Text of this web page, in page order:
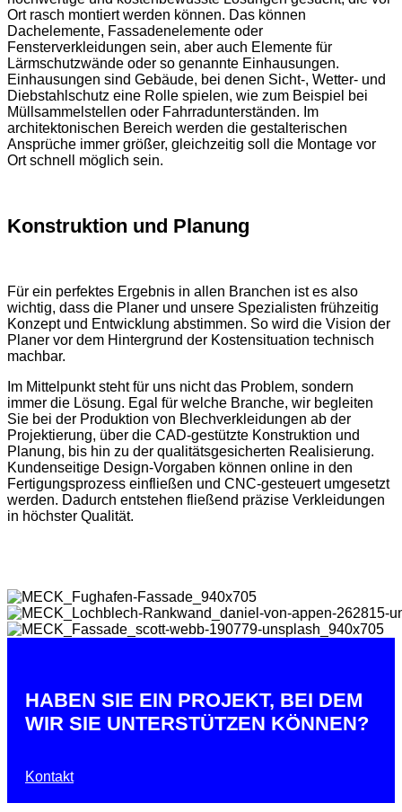
Ort rasch montiert werden können. Das können
Dachelemente, Fassadenelemente oder
Fensterverkleidungen sein, aber auch Elemente für
Lärmschutzwände oder so genannte Einhausungen.
Einhausungen sind Gebäude, bei denen Sicht-, Wetter- und
Diebstahlschutz eine Rolle spielen, wie zum Beispiel bei
Müllsammelstellen oder Fahrradunterständen. Im
architektonischen Bereich werden die gestalterischen
Ansprüche immer größer, gleichzeitig soll die Montage vor
Ort schnell möglich sein.
Konstruktion und Planung
Für ein perfektes Ergebnis in allen Branchen ist es also
wichtig, dass die Planer und unsere Spezialisten frühzeitig
Konzept und Entwicklung abstimmen. So wird die Vision der
Planer vor dem Hintergrund der Kostensituation technisch
machbar.
Im Mittelpunkt steht für uns nicht das Problem, sondern
immer die Lösung. Egal für welche Branche, wir begleiten
Sie bei der Produktion von Blechverkleidungen ab der
Projektierung, über die CAD-gestützte Konstruktion und
Planung, bis hin zu der qualitätsgesicherten Realisierung.
Kundenseitige Design-Vorgaben können online in den
Fertigungsprozess einfließen und CNC-gesteuert umgesetzt
werden. Dadurch entstehen fließend präzise Verkleidungen
in höchster Qualität.
HABEN SIE EIN PROJEKT, BEI DEM
WIR SIE UNTERSTÜTZEN KÖNNEN?
Kontakt